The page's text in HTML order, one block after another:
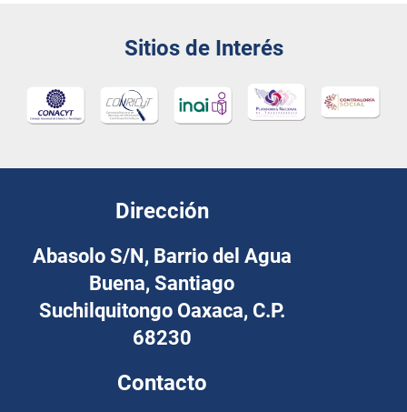
Sitios de Interés
Dirección
Abasolo S/N, Barrio del Agua
Buena, Santiago
Suchilquitongo Oaxaca, C.P.
68230
Contacto